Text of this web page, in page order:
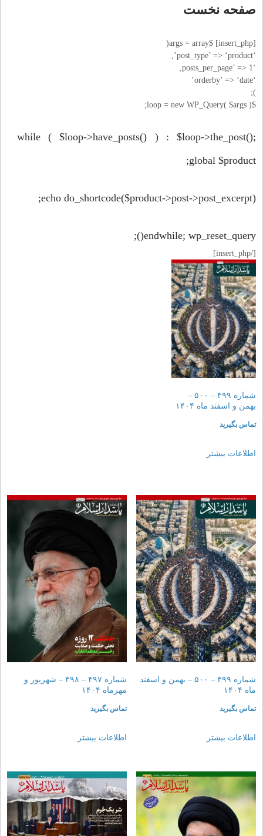
صفحه نخست
[insert_php] $args = array(
‘post_type’ => ‘product’,
‘posts_per_page’ => 1,
‘orderby’ => ‘date’
);
$loop = new WP_Query( $args );
while ( $loop->have_posts() ) : $loop->the_post();
global $product;
echo do_shortcode($product->post->post_excerpt);
endwhile; wp_reset_query();
[/insert_php]
شماره ۴۹۹ – ۵۰۰ –
بهمن و اسفند ماه ۱۴۰۴
تماس بگیرید
اطلاعات بیشتر
شماره ۴۹۹ – ۵۰۰ – بهمن و اسفند
ماه ۱۴۰۴
تماس بگیرید
اطلاعات بیشتر
شماره ۴۹۷ – ۴۹۸ – شهریور و
مهرماه ۱۴۰۴
تماس بگیرید
اطلاعات بیشتر